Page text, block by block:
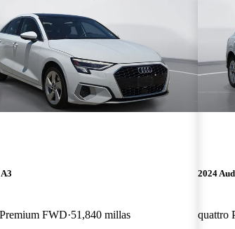
FWD 51,840 millas
2024
quattro